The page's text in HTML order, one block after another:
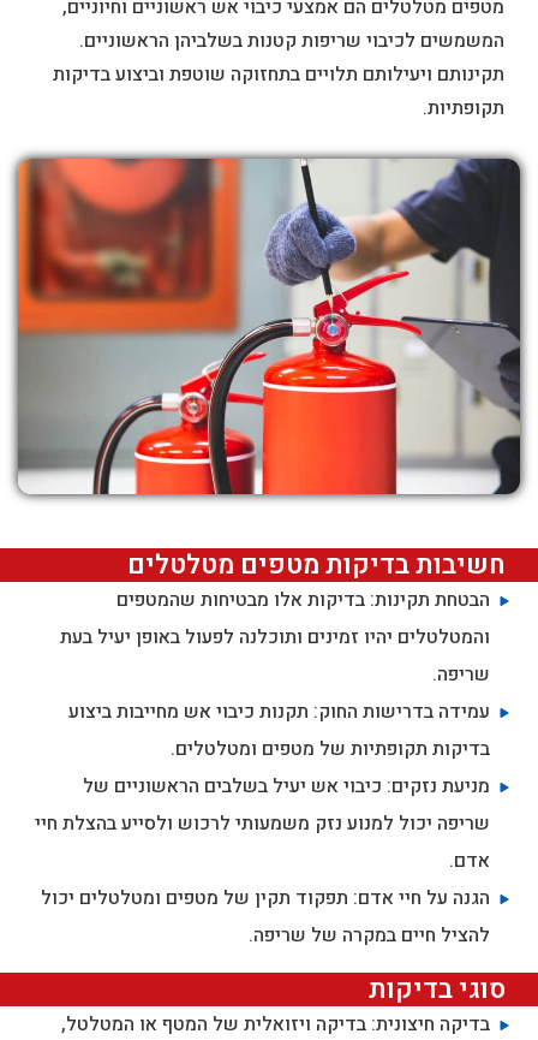
מטפים מטלטלים הם אמצעי כיבוי אש ראשוניים וחיוניים,
המשמשים לכיבוי שריפות קטנות בשלביהן הראשוניים.
תקינותם ויעילותם תלויים בתחזוקה שוטפת וביצוע בדיקות
תקופתיות.
חשיבות בדיקות מטפים מטלטלים
הבטחת תקינות: בדיקות אלו מבטיחות שהמטפים
והמטלטלים יהיו זמינים ותוכלנה לפעול באופן יעיל בעת
שריפה.
עמידה בדרישות החוק: תקנות כיבוי אש מחייבות ביצוע
בדיקות תקופתיות של מטפים ומטלטלים.
מניעת נזקים: כיבוי אש יעיל בשלבים הראשוניים של
שריפה יכול למנוע נזק משמעותי לרכוש ולסייע בהצלת חיי
אדם.
הגנה על חיי אדם: תפקוד תקין של מטפים ומטלטלים יכול
להציל חיים במקרה של שריפה.
סוגי בדיקות
בדיקה חיצונית: בדיקה ויזואלית של המטף או המטלטל,